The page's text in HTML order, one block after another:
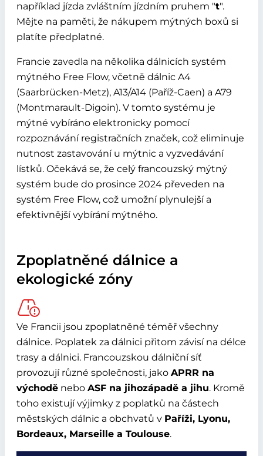
například jízda zvláštním jízdním pruhem t .
Mějte na paměti, že nákupem mýtných boxů si
platíte předplatné.
Francie zavedla na několika dálnicích systém
mýtného Free Flow, včetně dálnic A4
(Saarbrücken-Metz), A13/A14 (Paříž-Caen) a A79
(Montmarault-Digoin). V tomto systému je
mýtné vybíráno elektronicky pomocí
rozpoznávání registračních značek, což eliminuje
nutnost zastavování u mýtnic a vyzvedávání
lístků. Očekává se, že celý francouzský mýtný
systém bude do prosince 2024 převeden na
systém Free Flow, což umožní plynulejší a
efektivnější vybírání mýtného.
Zpoplatněné dálnice a
ekologické zóny
Ve Francii jsou zpoplatněné téměř všechny
dálnice. Poplatek za dálnici přitom závisí na délce
trasy a dálnici. Francouzskou dálniční síť
provozují různé společnosti, jako APRR na
východě nebo ASF na jihozápadě a jihu. Kromě
toho existují výjimky z poplatků na částech
městských dálnic a obchvatů v Paříži, Lyonu,
Bordeaux, Marseille a Toulouse.